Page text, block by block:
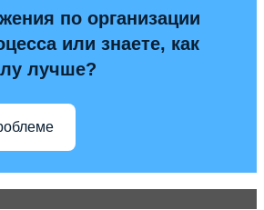
по организации
или знаете, как
лучше?